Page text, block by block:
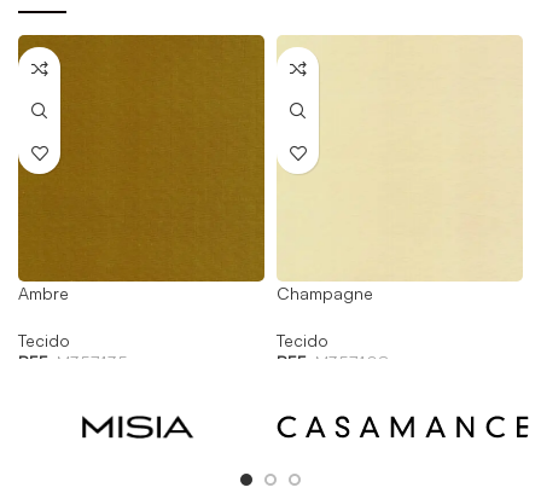
Ambre
Tecido
REF: M357435
Champagne
Tecido
REF: M357408